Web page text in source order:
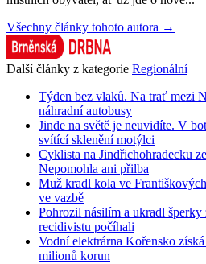
Všechny články tohoto autora →
Další články z kategorie Regionální
Týden bez vlaků. Na trať mezi
náhradní autobusy
Jinde na světě je neuvidíte. V
svítící sklenění motýlci
Cyklista na Jindřichohradecku
Nepomohla ani přilba
Muž kradl kola ve
ve vazbě
Pohrozil násilím a ukradl šperky
recidivistu počíhali
Vodní elektrárna Kořensko
milionů korun